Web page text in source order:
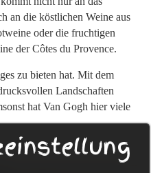
an die köstlichen Weine aus
oder die fruchtigen
der Côtes du Provence.
zu bieten hat. Mit dem
Landschaften
hat Van Gogh hier viele